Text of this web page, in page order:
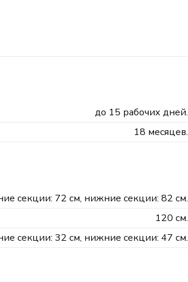
до 15 рабочих дней.
18 месяцев.
секции: 72 см, нижние секции: 82 см.
120 см.
секции: 32 см, нижние секции: 47 см.